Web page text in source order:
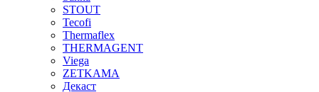
STOUT
Tecofi
Thermaflex
THERMAGENT
Viega
ZETKAMA
Декаст